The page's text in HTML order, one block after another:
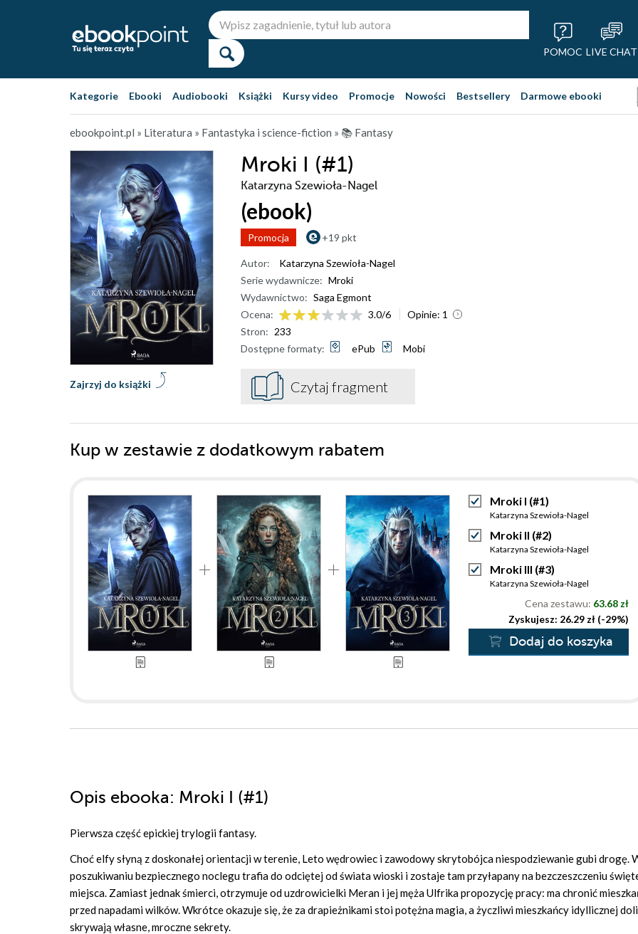
POMOC LIVE CHAT
Kategorie Ebooki Audiobooki Książki Kursy video Promocje Nowości Bestsellery Darmowe ebooki
ebookpoint.pl » Literatura » Fantastyka i science-fiction » 📚 Fantasy
Mroki I (#1)
Katarzyna Szewioła-Nagel
(ebook)
Promocja +19 pkt
Zajrzyj do książki
Autor:
Katarzyna Szewioła-Nagel
Serie wydawnicze: Mroki
Wydawnictwo: Saga Egmont
Ocena:
3.0/6 Opinie: 1
Stron: 233
Dostępne formaty:
ePub Mobi
Czytaj fragment
Kup w zestawie z dodatkowym rabatem
Mroki I (#1)
Katarzyna Szewioła-Nagel
Mroki II (#2)
Katarzyna Szewioła-Nagel
Mroki III (#3)
Katarzyna Szewioła-Nagel
Cena zestawu: 63.68 zł
Zyskujesz: 26.29 zł (-29%)
Dodaj do koszyka
Opis ebooka: Mroki I (#1)
Pierwsza część epickiej trylogii fantasy.
Choć elfy słyną z doskonałej orientacji w terenie, Leto wędrowiec i zawodowy skrytobójca niespodziewanie gubi drogę.
poszukiwaniu bezpiecznego noclegu trafia do odciętej od świata wioski i zostaje tam przyłapany na bezczeszczeniu
miejsca. Zamiast jednak śmierci, otrzymuje od uzdrowicielki Meran i jej męża Ulfrika propozycję pracy: ma chronić
przed napadami wilków. Wkrótce okazuje się, że za drapieżnikami stoi potężna magia, a życzliwi mieszkańcy idyllicznej
skrywają własne, mroczne sekrety.